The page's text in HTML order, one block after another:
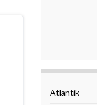
Atlantik